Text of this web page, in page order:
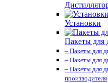
Установки
Пакеты для
– Пакеты для
– Пакеты для
– Пакеты для
производителя